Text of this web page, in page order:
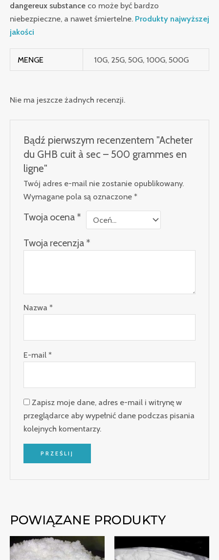
dangereux substance co może być bardzo
niebezpieczne, a nawet śmiertelne. Produkty najwyższej
jakości
MENGE 10G, 25G, 50G, 100G, 500G
Nie ma jeszcze żadnych recenzji.
Bądź pierwszym recenzentem "Acheter
du GHB cuit à sec – 500 grammes en
ligne"
Twój adres e-mail nie zostanie opublikowany.
Wymagane pola są oznaczone*
Twoja ocena *
Twoja recenzja *
Nazwa*
E-mail*
Zapisz moje dane, adres e-mail i witrynę w
przeglądarce aby wypełnić dane podczas pisania
kolejnych komentarzy.
POWIĄZANE PRODUKTY
Zakres
cen:
cen: